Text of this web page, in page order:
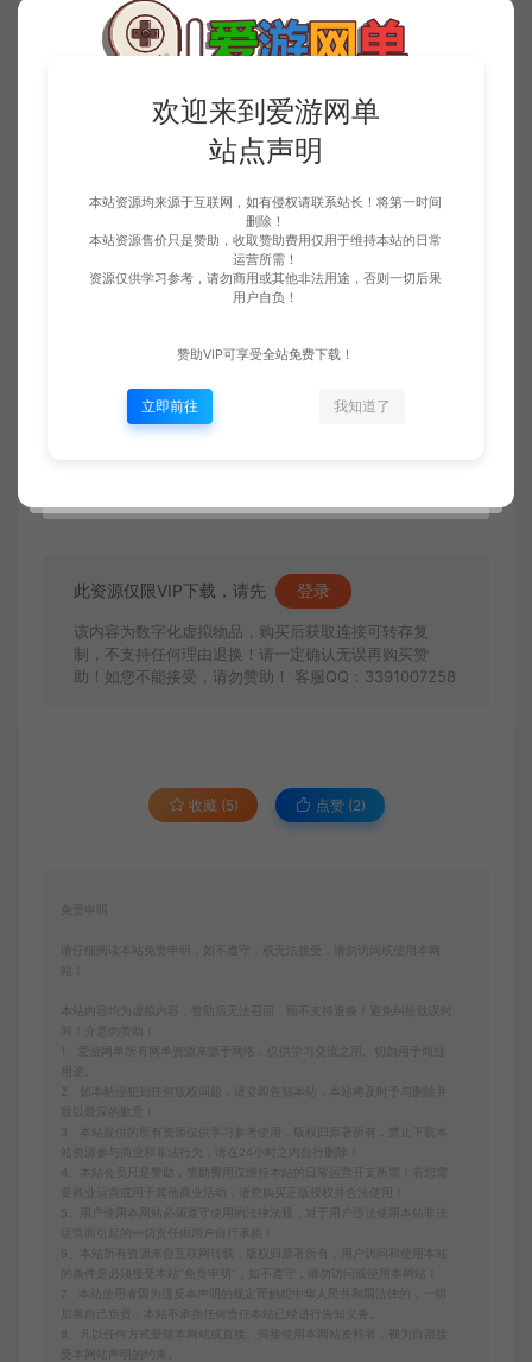
此资源仅限VIP下载，请先 登录
该内容为数字化虚拟物品，购买后获取连接可转存复
制，不支持任何理由退换！请一定确认无误再购买赞
助！如您不能接受，请勿赞助！ 客服QQ：3391007258
收藏 (5) 点赞 (2)
免责申明
请仔细阅读本站免责申明，如不遵守，或无法接受，请勿访问或使用本网
本站内容均为虚拟内容，赞助后无法召回，顾不支持退换！避免纠纷耽误时
间！介意勿赞助！
1、爱游网单所有网单资源来源于网络，仅供学习交流之用。切勿用于商业
2、如本帖侵犯到任何版权问题，请立即告知本站，本站将及时予与删除并
致以最深的歉意！
3、本站提供的所有资源仅供学习参考使用，版权归原著所有，禁止下载本
站资源参与商业和非法行为，请在24小时之内自行删除！
4、本站会员只是赞助，赞助费用仅维持本站的日常运营开支所需！若您需
要商业运营或用于其他商业活动，请您购买正版授权并合法使用！
5、用户使用本网站必须遵守使用的法律法规，对于用户违法使用本站非法
6、本站所有资源来自互联网转载，版权归原著所有，用户访问和使用本站
的条件是必须接受本站“免责申明”，如不遵守，请勿访问或使用本网站！
7、本站使用者因为违反本声明的规定而触犯中华人民共和国法律的，一切
后果自己负责，本站不承担任何责任本站已经进行告知义务。
8、凡以任何方式登陆本网站或直接、间接使用本网站资料者，视为自愿接
受本网站声明的约束。
欢迎来到爱游网单
站点声明
本站资源均来源于互联网，如有侵权请联系站长！将第一时间
删除！
本站资源售价只是赞助，收取赞助费用仅用于维持本站的日常
运营所需！
资源仅供学习参考，请勿商用或其他非法用途，否则一切后果
用户自负！
赞助VIP可享受全站免费下载！
立即前往 我知道了